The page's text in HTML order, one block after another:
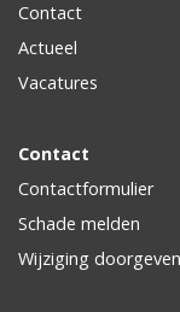
Contact
Actueel
Vacatures
Contact
Contactformulier
Schade melden
Wijziging doorgeven